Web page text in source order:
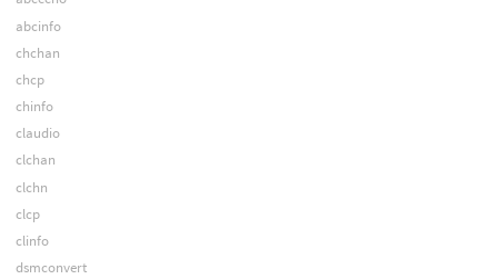
abcinfo
chchan
chcp
chinfo
claudio
clchan
clchn
clcp
clinfo
dsmconvert